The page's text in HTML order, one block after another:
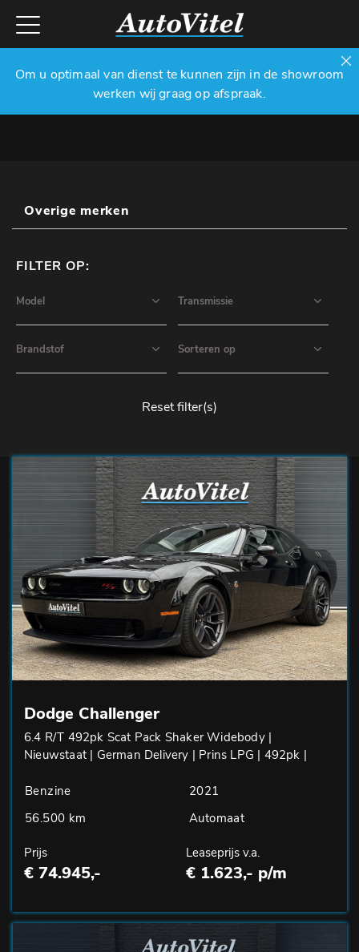
Om u optimaal van dienst te kunnen zijn in de showroom
werken wij graag op afspraak.
Overige merken
FILTER OP:
Reset filter(s)
Dodge Challenger
6.4 R/T 492pk Scat Pack Shaker Widebody |
Nieuwstaat | German Delivery | Prins LPG | 492pk |
Benzine
2021
56.500 km
Automaat
Prijs
€ 74.945,-
Leaseprijs v.a.
€ 1.623,- p/m